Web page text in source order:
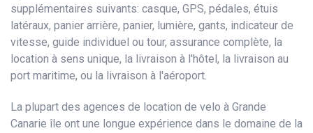
supplémentaires suivants: casque, GPS, pédales, étuis
latéraux, panier arrière, panier, lumière, gants, indicateur de
vitesse, guide individuel ou tour, assurance complète, la
location à sens unique, la livraison à l'hôtel, la livraison au
port maritime, ou la livraison à l'aéroport.
La plupart des agences de location de velo à Grande
Canarie île ont une longue expérience dans le domaine de la